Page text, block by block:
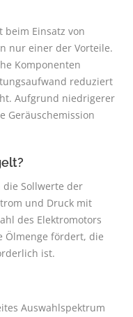
beim Einsatz von
nur einer der Vorteile.
Komponenten
reduziert
Aufgrund niedrigerer
Geräuschemission
Sollwerte der
und Druck mit
des Elektromotors
Ölmenge fördert, die
ist.
Auswahlspektrum